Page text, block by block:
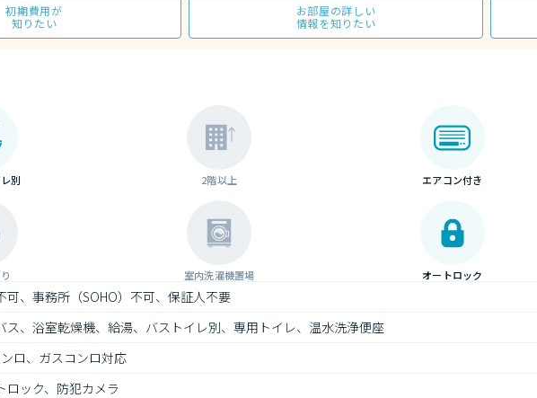
初期費用が
知りたい
お部屋の詳しい
情報を知りたい
別 2階以上 エアコン付き
室内洗濯機置場 オートロック
可、事務所（SOHO）不可、保証人不要
ス、浴室乾燥機、給湯、バストイレ別、専用トイレ、温水洗浄便座
ロ、ガスコンロ対応
ロック、防犯カメラ